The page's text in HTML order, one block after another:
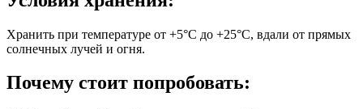
Хранить при температуре от +5°C до +25°C, вдали от прямых
солнечных лучей и огня.
Почему стоит попробовать: